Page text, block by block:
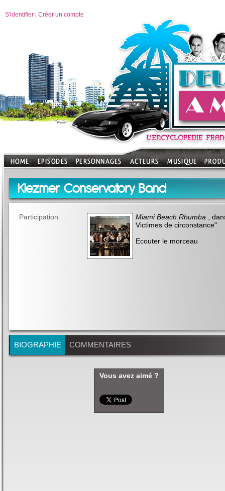
S'identifier | Créer un compte
Klezmer Conservatory Band
Participation Miami Beach Rhumba ,
Victimes de circonstance"
Ecouter le morceau
BIOGRAPHIE COMMENTAIRES
Vous avez aimé ?